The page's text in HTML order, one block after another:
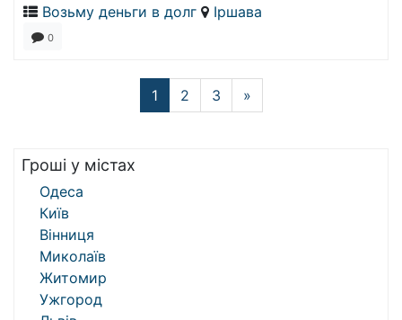
Возьму деньги в долг
Іршава
0
1 2 3 »
Гроші у містах
Одеса
Київ
Вінниця
Миколаїв
Житомир
Ужгород